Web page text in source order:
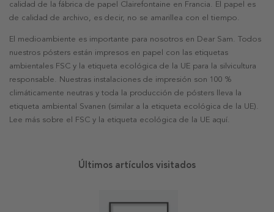
calidad de la fábrica de papel Clairefontaine en Francia. El papel es
de calidad de archivo, es decir, no se amarillea con el tiempo.
El medioambiente es importante para nosotros en Dear Sam. Todos
nuestros pósters están impresos en papel con las etiquetas
ambientales FSC y la etiqueta ecológica de la UE para la silvicultura
responsable. Nuestras instalaciones de impresión son 100 %
climáticamente neutras y toda la producción de pósters lleva la
etiqueta ambiental Svanen (similar a la etiqueta ecológica de la UE).
Lee más sobre el FSC y la etiqueta ecológica de la UE aquí.
Últimos artículos visitados